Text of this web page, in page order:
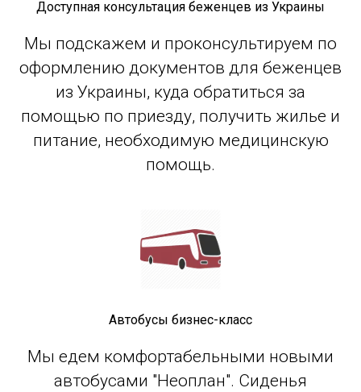
Доступная консультация беженцев из Украины
Мы подскажем и проконсультируем по
оформлению документов для беженцев
из Украины, куда обратиться за
помощью по приезду, получить жилье и
питание, необходимую медицинскую
помощь.
Автобусы бизнес-класс
Мы едем комфортабельными новыми
автобусами "Неоплан". Сиденья